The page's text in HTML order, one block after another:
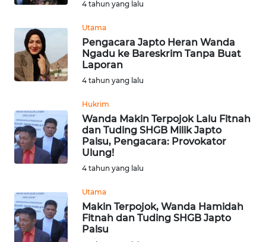
4 tahun yang lalu
Utama
Pengacara Japto Heran Wanda
Ngadu ke Bareskrim Tanpa Buat
Laporan
4 tahun yang lalu
Hukrim
Wanda Makin Terpojok Lalu Fitnah
dan Tuding SHGB Milik Japto
Palsu, Pengacara: Provokator
Ulung!
4 tahun yang lalu
Utama
Makin Terpojok, Wanda Hamidah
Fitnah dan Tuding SHGB Japto
Palsu
WN
KALTENG
WN
WN
KALSEL
WN
WN
SULSEL